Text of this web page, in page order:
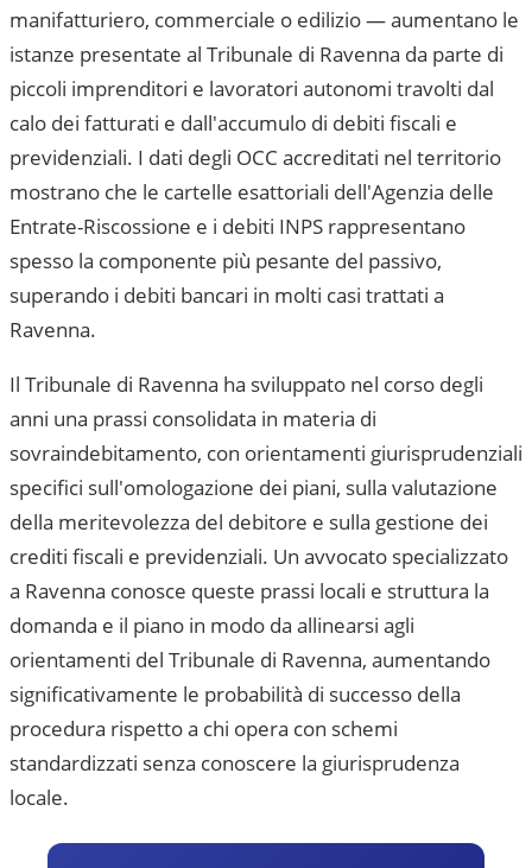
manifatturiero, commerciale o edilizio — aumentano le
istanze presentate al Tribunale di Ravenna da parte di
piccoli imprenditori e lavoratori autonomi travolti dal
calo dei fatturati e dall'accumulo di debiti fiscali e
previdenziali. I dati degli OCC accreditati nel territorio
mostrano che le cartelle esattoriali dell'Agenzia delle
Entrate-Riscossione e i debiti INPS rappresentano
spesso la componente più pesante del passivo,
superando i debiti bancari in molti casi trattati a
Ravenna.
Il Tribunale di Ravenna ha sviluppato nel corso degli
anni una prassi consolidata in materia di
sovraindebitamento, con orientamenti giurisprudenziali
specifici sull'omologazione dei piani, sulla valutazione
della meritevolezza del debitore e sulla gestione dei
crediti fiscali e previdenziali. Un avvocato specializzato
a Ravenna conosce queste prassi locali e struttura la
domanda e il piano in modo da allinearsi agli
orientamenti del Tribunale di Ravenna, aumentando
significativamente le probabilità di successo della
procedura rispetto a chi opera con schemi
standardizzati senza conoscere la giurisprudenza
locale.